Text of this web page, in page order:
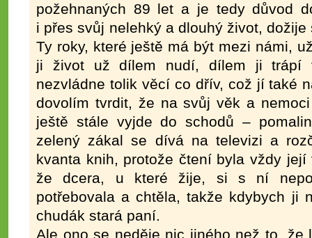
požehnaných 89 let a je tedy důvod
i přes svůj nelehký a dlouhý život,
Ty roky, které ještě má být mezi námi,
ji život už dílem nudí, dílem ji trápí
nezvládne tolik věcí co dřív, což jí také
dovolím tvrdit, že na svůj věk a
ještě stále vyjde do schodů –
zelený zákal se dívá na televizi a
kvanta knih, protože čtení byla vždy
že dcera, u které žije, si s ní
potřebovala a chtěla, takže kdybych ji
chudák stará paní.
Ale ono se neděje nic jiného než to,